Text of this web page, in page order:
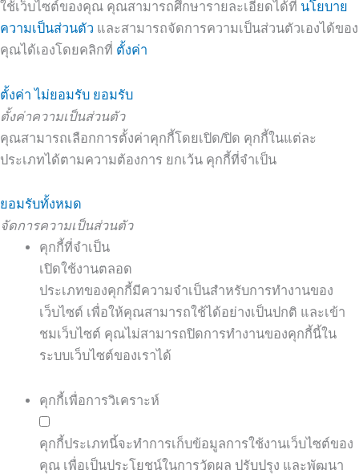
ใช้เว็บไซต์ของคุณ คุณสามารถศึกษารายละเอียดได้ที่ นโยบาย
ความเป็นส่วนตัว และสามารถจัดการความเป็นส่วนตัวเองได้ของ
คุณได้เองโดยคลิกที่ ตั้งค่า
ตั้งค่า ไม่ยอมรับ ยอมรับ
ตั้งค่าความเป็นส่วนตัว
คุณสามารถเลือกการตั้งค่าคุกกี้โดยเปิด/ปิด คุกกี้ในแต่ละ
ประเภทได้ตามความต้องการ ยกเว้น คุกกี้ที่จำเป็น
ยอมรับทั้งหมด
จัดการความเป็นส่วนตัว
คุกกี้ที่จำเป็น
เปิดใช้งานตลอด
ประเภทของคุกกี้มีความจำเป็นสำหรับการทำงานของ
เว็บไซต์ เพื่อให้คุณสามารถใช้ได้อย่างเป็นปกติ และเข้า
ชมเว็บไซต์ คุณไม่สามารถปิดการทำงานของคุกกี้นี้ใน
ระบบเว็บไซต์ของเราได้
คุกกี้เพื่อการวิเคราะห์
คุกกี้ประเภทนี้จะทำการเก็บข้อมูลการใช้งานเว็บไซต์ของ
คุณ เพื่อเป็นประโยชน์ในการวัดผล ปรับปรุง และพัฒนา